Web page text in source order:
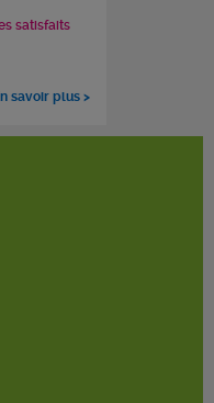
satisfaits
savoir plus >